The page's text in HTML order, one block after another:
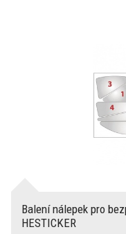
Balení nálepek pro
HESTICKER